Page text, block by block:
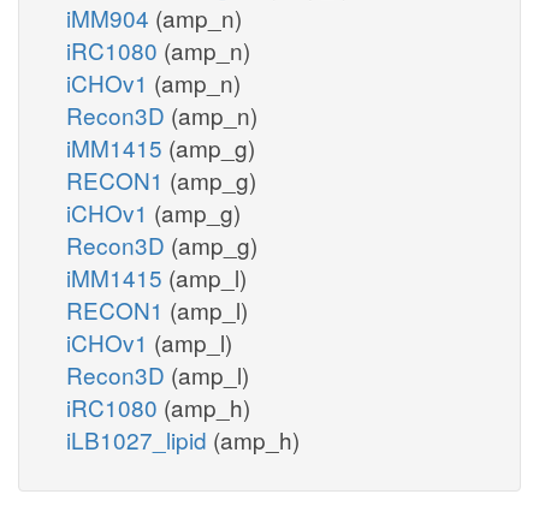
iMM904 (amp_n)
iRC1080 (amp_n)
iCHOv1 (amp_n)
Recon3D (amp_n)
iMM1415 (amp_g)
RECON1 (amp_g)
iCHOv1 (amp_g)
Recon3D (amp_g)
iMM1415 (amp_l)
RECON1 (amp_l)
iCHOv1 (amp_l)
Recon3D (amp_l)
iRC1080 (amp_h)
iLB1027_lipid (amp_h)